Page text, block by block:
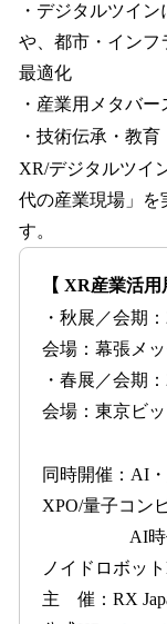
・デジタルツイ
や、都市・インフ
最適化
・産業用メタバ
・技術伝承・教
XR/デジタルツイ
代の産業現場」を
す。
【 XR産業活用
・秋展／会
会場：幕張メ
・春展／会
会場：東京ビ
同時開催：AI
XPO/量子コン
AI時代の人
ノイドロボッ
主 催：RX